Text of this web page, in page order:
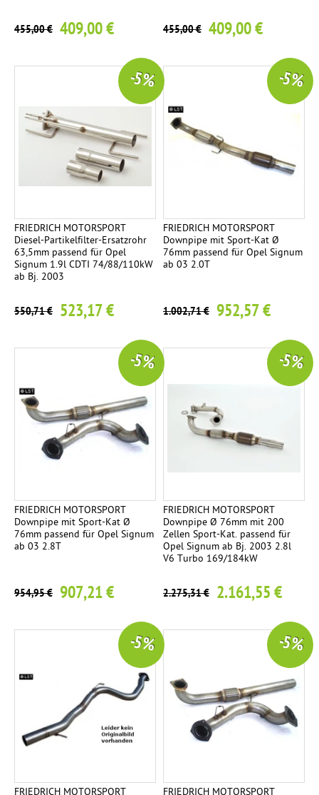
455,00 € 409,00 € 455,00 € 409,00 €
FRIEDRICH MOTORSPORT
Diesel-Partikelfilter-Ersatzrohr
63,5mm passend für Opel
Signum 1.9l CDTI 74/88/110kW
ab Bj. 2003
550,71 € 523,17 €
-5 %
FRIEDRICH MOTORSPORT
Downpipe mit Sport-Kat Ø
76mm passend für Opel Signum
ab 03 2.0T
1.002,71 € 952,57 €
-5 %
FRIEDRICH MOTORSPORT
Downpipe mit Sport-Kat Ø
76mm passend für Opel Signum
ab 03 2.8T
954,95 € 907,21 €
-5 %
FRIEDRICH MOTORSPORT
Downpipe Ø 76mm mit 200
Zellen Sport-Kat. passend für
Opel Signum ab Bj. 2003 2.8l
V6 Turbo 169/184kW
2.275,31 € 2.161,55 €
-5 %
-5 % -5 %